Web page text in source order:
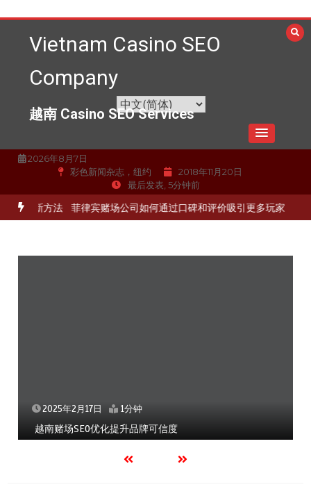
至
Vietnam Casino SEO
Company
越南 Casino SEO Services
2026年8月7日
彩色新闻杂志，纽约
2018年11月20日
最后发表, 5分钟前
最新方法 菲律宾赌场公司如何通过口碑和评价吸引更多玩家 为赌场
2025年2月17日 1分钟
越南赌场SEO优化提升品牌可信度